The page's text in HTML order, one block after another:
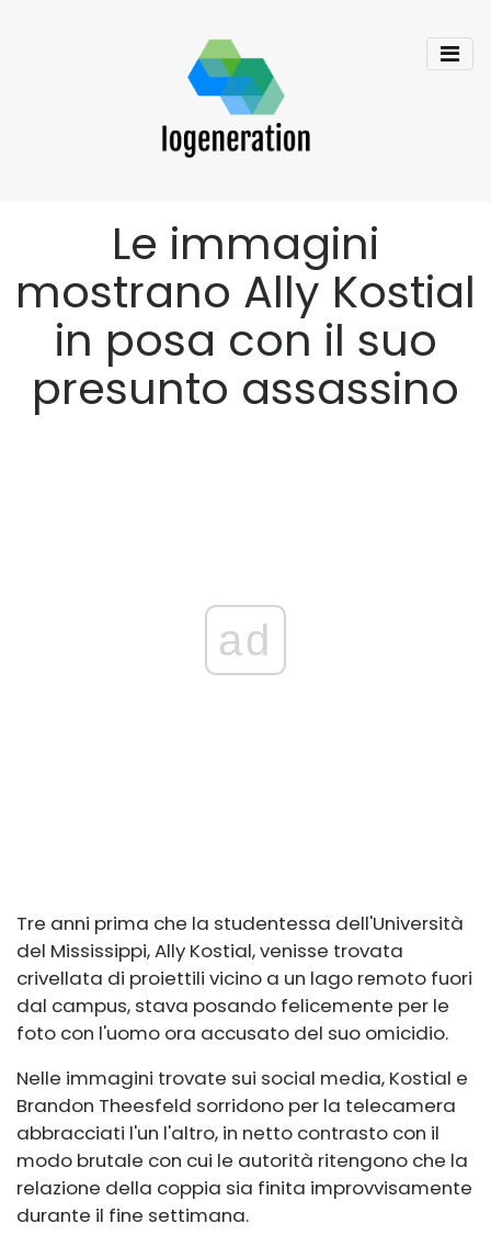
Le immagini
mostrano Ally Kostial
in posa con il suo
presunto assassino
ad
Tre anni prima che la studentessa dell'Università
del Mississippi, Ally Kostial, venisse trovata
crivellata di proiettili vicino a un lago remoto fuori
dal campus, stava posando felicemente per le
foto con l'uomo ora accusato del suo omicidio.
Nelle immagini trovate sui social media, Kostial e
Brandon Theesfeld sorridono per la telecamera
abbracciati l'un l'altro, in netto contrasto con il
modo brutale con cui le autorità ritengono che la
relazione della coppia sia finita improvvisamente
durante il fine settimana.